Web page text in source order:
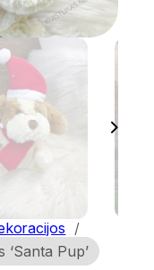
/
Pup’